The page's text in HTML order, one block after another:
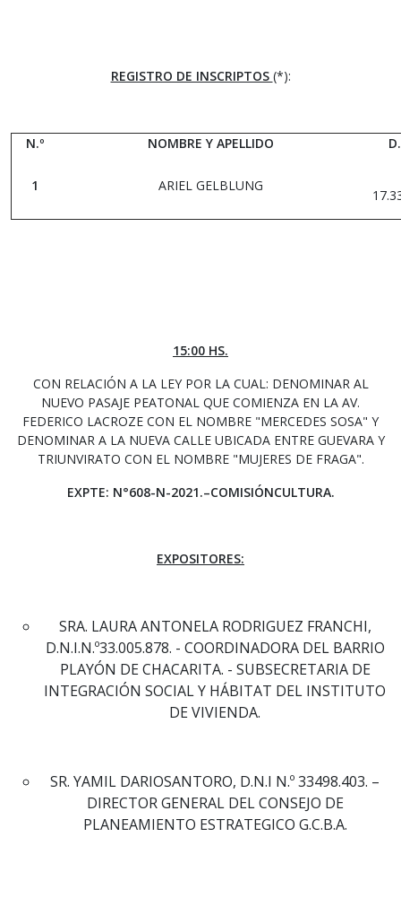
REGISTRO DE INSCRIPTOS (*):
N.º NOMBRE Y APELLIDO
1 ARIEL GELBLUNG
15:00 HS.
CON RELACIÓN A LA LEY POR LA CUAL: DENOMINAR AL
NUEVO PASAJE PEATONAL QUE COMIENZA EN LA AV.
FEDERICO LACROZE CON EL NOMBRE "MERCEDES SOSA" Y
DENOMINAR A LA NUEVA CALLE UBICADA ENTRE GUEVARA Y
TRIUNVIRATO CON EL NOMBRE "MUJERES DE FRAGA".
EXPTE: N°608-N-2021.–COMISIÓNCULTURA.
EXPOSITORES:
SRA. LAURA ANTONELA RODRIGUEZ FRANCHI,
D.N.I.N.º33.005.878. - COORDINADORA DEL BARRIO
PLAYÓN DE CHACARITA. - SUBSECRETARIA DE
INTEGRACIÓN SOCIAL Y HÁBITAT DEL INSTITUTO
DE VIVIENDA.
SR. YAMIL DARIOSANTORO, D.N.I N.º 33498.403. –
DIRECTOR GENERAL DEL CONSEJO DE
PLANEAMIENTO ESTRATEGICO G.C.B.A.